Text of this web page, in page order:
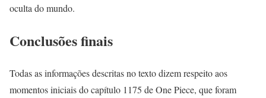
oculta do mundo.
Conclusões finais
Todas as informações descritas no texto dizem respeito aos
momentos iniciais do capítulo 1175 de One Piece, que foram